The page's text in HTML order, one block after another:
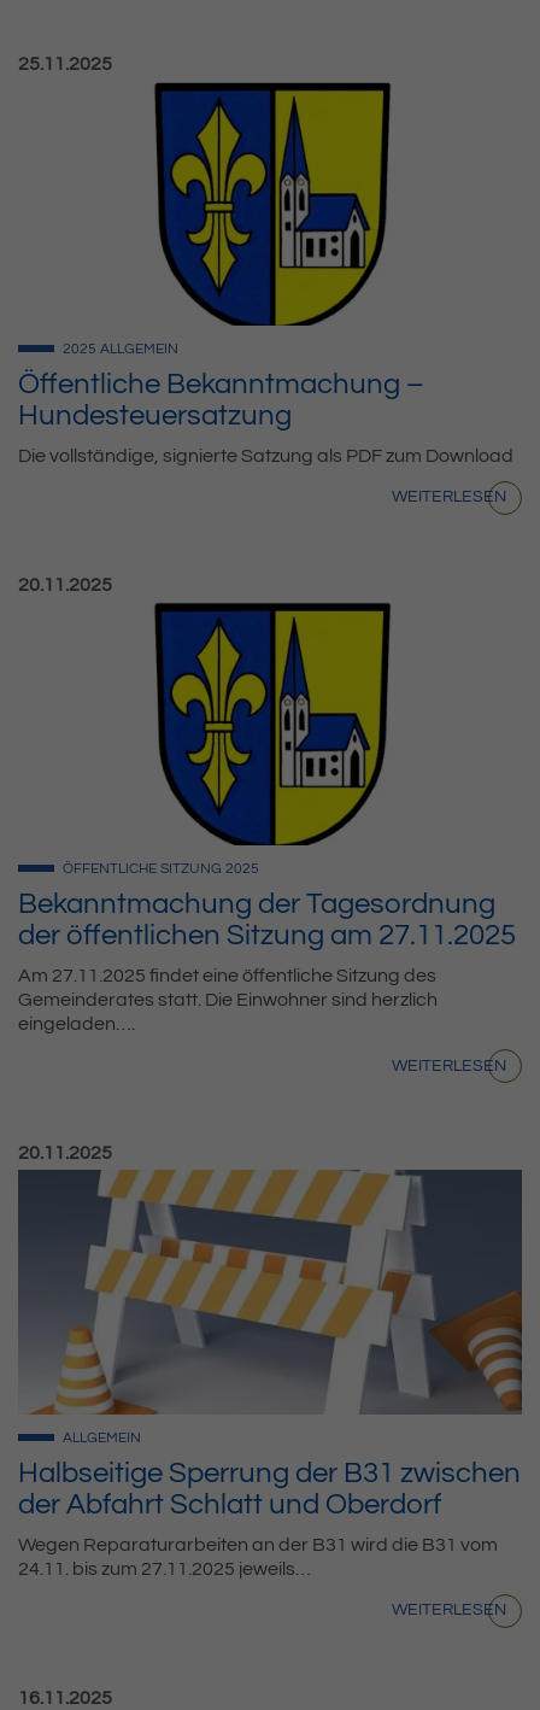
Veröffentlicht am:
25.11.2025
Öffentliche Bekanntmachung –
Hundesteuersatzung
2025 ALLGEMEIN
Die vollständige, signierte Satzung als PDF zum Download
WEITERLESEN
Veröffentlicht am:
20.11.2025
Bekanntmachung der Tagesordnung
der öffentlichen Sitzung am 27.11.2025
ÖFFENTLICHE SITZUNG 2025
Am 27.11.2025 findet eine öffentliche Sitzung des
Gemeinderates statt. Die Einwohner sind herzlich
eingeladen….
WEITERLESEN
Veröffentlicht am:
20.11.2025
Halbseitige Sperrung der B31 zwischen
der Abfahrt Schlatt und Oberdorf
ALLGEMEIN
Wegen Reparaturarbeiten an der B31 wird die B31 vom
24.11. bis zum 27.11.2025 jeweils…
WEITERLESEN
Veröffentlicht am:
16.11.2025